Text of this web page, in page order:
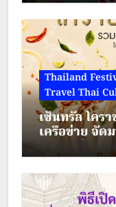
Thailand
Travel Thai
เซ็นทรัล โคร
เครือข่าย จัด
เมืองมีเส้น”
Soft Power